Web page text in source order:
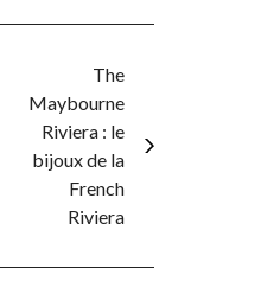
The
Maybourne
Riviera : le
bijoux de la
French
Riviera